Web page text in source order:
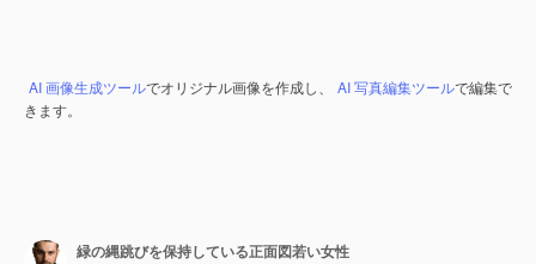
AI 画像生成ツールでオリジナル画像を作成し、 AI 写真編集ツールで編集で
きます。
緑の縄跳びを保持している正面図若い女性